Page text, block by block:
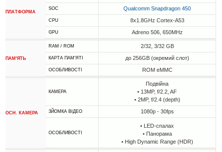
ПЛАТФОРМА
SOC Qualcomm Snapdragon 450
CPU 8x1.8GHz Cortex-A53
GPU Adreno 506, 650MHz
ПАМ'ЯТЬ
RAM / ROM 2/32, 3/32 GB
КАРТА ПАМ'ЯТІ до 256GB (окремий слот)
ОСОБЛИВОСТІ ROM eMMC
ОСН. КАМЕРА
КАМЕРА
Подвійна
• 13MP, f/2.2, AF
• 2MP, f/2.4 (depth)
ЗЙОМКА ВІДЕО 1080p - 30fps
ОСОБЛИВОСТІ
• LED-спалах
• Панорама
• High Dynamic Range (HDR)